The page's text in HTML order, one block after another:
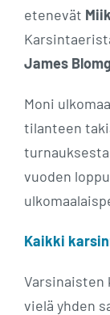
etenevät
James
Moni
tilanteen
vuoden
Kaikki
vielä yhden